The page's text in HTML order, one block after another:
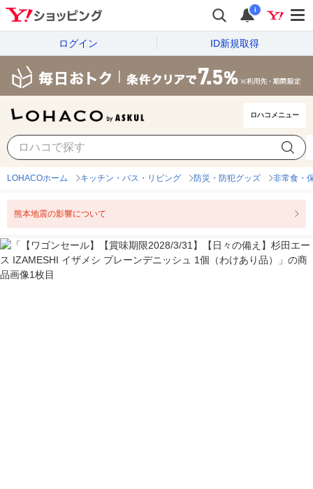
i
ログイン ID新規取得
ロハコメニュー
LOHACOホーム キッチン・バス・リビング 防災・防犯グッズ 非常食・
熊本地震の影響について